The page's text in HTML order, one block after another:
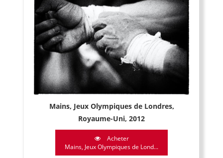
Mains, Jeux Olympiques de Londres,
Royaume-Uni, 2012
Acheter
Mains, Jeux Olympiques de Lond...